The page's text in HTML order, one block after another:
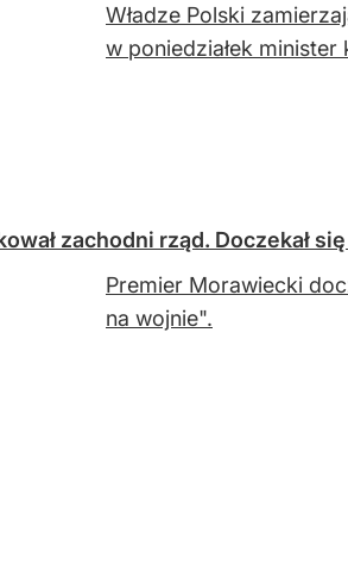
Władze Polski
w poniedziałek
zachodni rząd. Doczekał
Premier Morawiecki
na wojnie".